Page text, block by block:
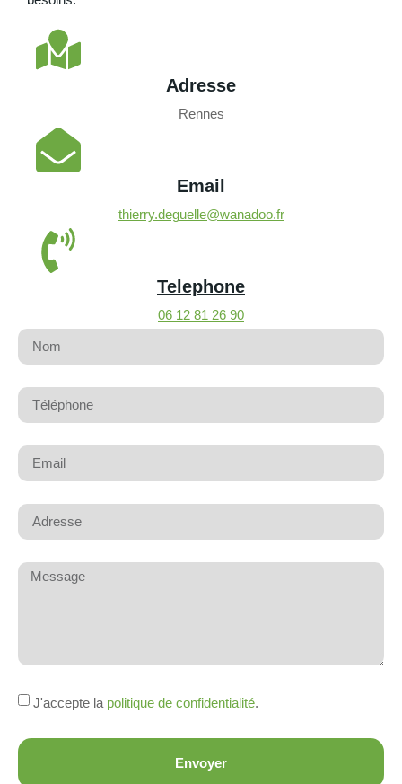
Adresse
Rennes
Email
thierry.deguelle@wanadoo.fr
Telephone
06 12 81 26 90
J'accepte la politique de confidentialité
Envoyer